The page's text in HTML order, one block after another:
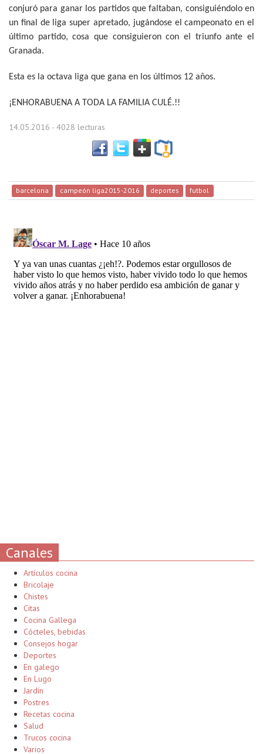
conjuró para ganar los partidos que faltaban, consiguiéndolo en
un final de liga super apretado, jugándose el campeonato en el
último partido, cosa que consiguieron con el triunfo ante el
Granada.
Esta es la octava liga que gana en los últimos 12 años.
¡ENHORABUENA A TODA LA FAMILIA CULÉ.!!
14.05.2016 - 4028 lecturas
barcelona campeón liga2015-2016 deportes futbol
Canales
Artículos cocina
Bricolaje
Chistes
Citas
Cocina Gallega
Cócteles, bebidas
Consejos hogar
Deportes
En galego
En Lugo
Jardín
Postres
Recetas cocina
Salud
Trucos cocina
Varios